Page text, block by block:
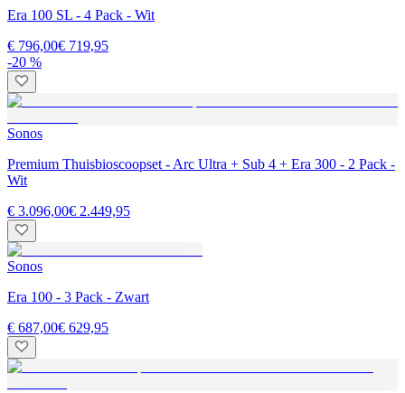
Era 100 SL - 4 Pack - Wit
€ 796,00€ 719,95
-20 %
Sonos
Premium Thuisbioscoopset - Arc Ultra + Sub 4 + Era 300 - 2 Pack -
Wit
€ 3.096,00€ 2.449,95
Sonos
Era 100 - 3 Pack - Zwart
€ 687,00€ 629,95